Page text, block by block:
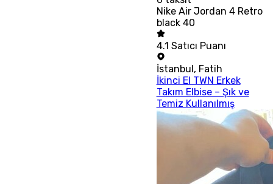
Nike Air Jordan 4 Retro
black 40
4.1 Satıcı Puanı
İstanbul, Fatih
İkinci El TWN Erkek
Takım Elbise – Şık ve
Temiz Kullanılmış